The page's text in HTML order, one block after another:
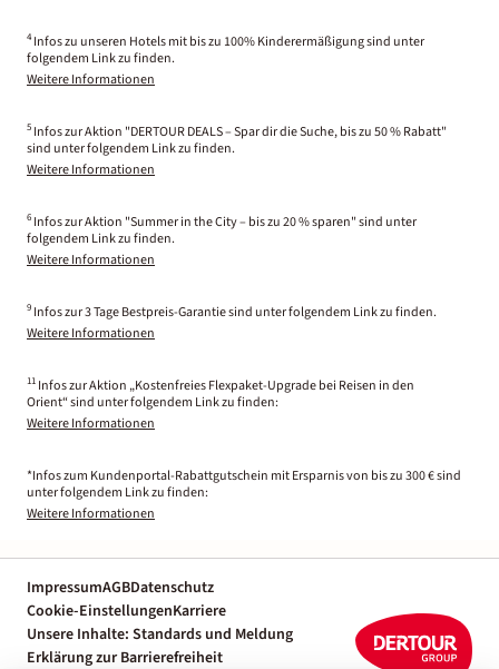
4 Infos zu unseren Hotels mit bis zu 100% Kinderermäßigung sind unter
folgendem Link zu finden.
Weitere Informationen
5 Infos zur Aktion "DERTOUR DEALS – Spar dir die Suche, bis zu 50 % Rabatt"
sind unter folgendem Link zu finden.
Weitere Informationen
6 Infos zur Aktion "Summer in the City – bis zu 20 % sparen" sind unter
folgendem Link zu finden.
Weitere Informationen
9 Infos zur 3 Tage Bestpreis-Garantie sind unter folgendem Link zu finden.
Weitere Informationen
11 Infos zur Aktion „Kostenfreies Flexpaket-Upgrade bei Reisen in den
Orient“ sind unter folgendem Link zu finden:
Weitere Informationen
*Infos zum Kundenportal-Rabattgutschein mit Ersparnis von bis zu 300 € sind
unter folgendem Link zu finden:
Weitere Informationen
ImpressumAGBDatenschutz
Cookie-EinstellungenKarriere
Unsere Inhalte: Standards und Meldung
Erklärung zur Barrierefreiheit